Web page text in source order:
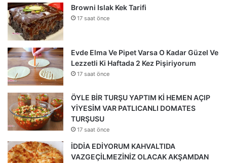
Browni Islak Kek Tarifi
17 saat önce
Evde Elma Ve Pipet Varsa O Kadar Güzel Ve
Lezzetli Ki Haftada 2 Kez Pişiriyorum
17 saat önce
ÖYLE BİR TURŞU YAPTIM Kİ HEMEN AÇIP
YİYESİM VAR PATLICANLI DOMATES
TURŞUSU
17 saat önce
İDDİA EDİYORUM KAHVALTIDA
VAZGEÇİLMEZİNİZ OLACAK AKŞAMDAN